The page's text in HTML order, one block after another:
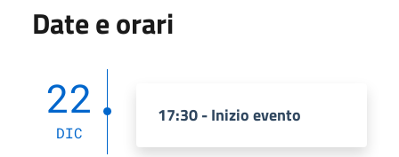
Date e orari
22
DIC
17:30 - Inizio evento